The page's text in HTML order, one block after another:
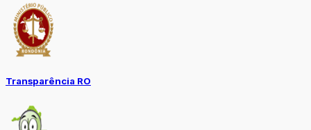
Transparência RO